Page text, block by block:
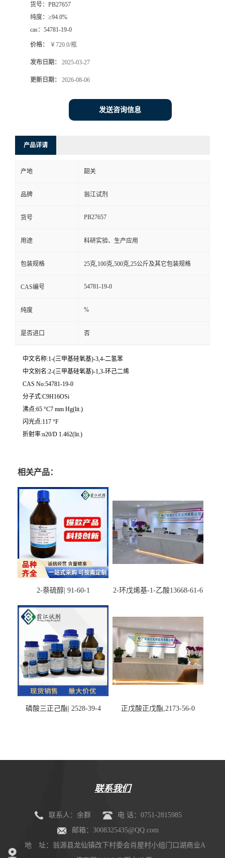
货号： PB27657
纯度： ≥94.0%
cas： 54781-19-0
价格： ￥720.0/瓶
发布日期： 2025-03-27
更新日期： 2026-08-06
发送咨询信息
产品详请
产地 韶关
品牌 翁江试剂
货号 PB27657
用途 科研实验、生产应用
包装规格 25克,100克,500克,25公斤及其它包装规格
CAS编号 54781-19-0
纯度 %
是否进口 否
中文名称:1-(三甲基硅氧基)-3,4-二氢苯
中文别名:2-(三甲基硅氧基)-1,3-环己二烯
CAS No:54781-19-0
分子式:C9H16OSi
沸点:65 °C7 mm Hg(lit.)
闪光点:117 °F
折射率:n20/D 1.462(lit.)
相关产品：
2-萘硫醇| 91-60-1 2-环戊烯基-1-乙酸13668-61-6
磷酸三正己酯| 2528-39-4 正戊酸正戊酯,2173-56-0
联系我们
联系人：余群
电 话：0751-2815985
邮箱：3008325435@QQ.com
地 址：翁源县龙仙镇改下村委会肖屋村小组门口湖商业A